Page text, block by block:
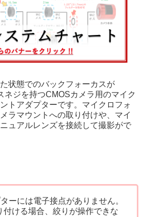
状態でのバックフォーカスが
ネジを持つCMOSカメラ用のマイク
トアダプターです。マイクロフォ
ラマウントへの取り付けや、マイ
ュアルレンズを接続して撮影がで
ーには電子接点がありません。
付ける場合、絞りが操作できな